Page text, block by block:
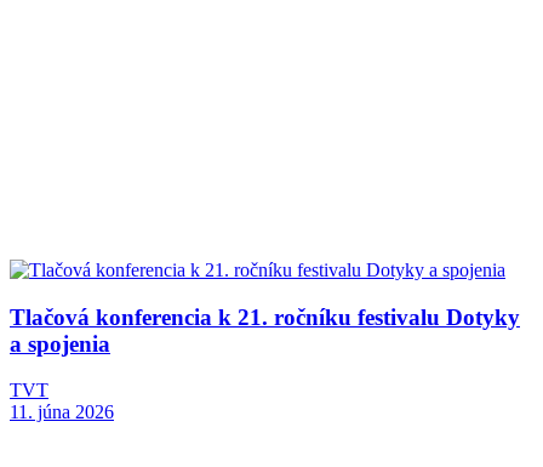
Tlačová konferencia k 21. ročníku festivalu Dotyky
a spojenia
TVT
11. júna 2026